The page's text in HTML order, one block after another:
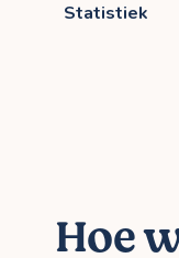
Statistiek
Hoe